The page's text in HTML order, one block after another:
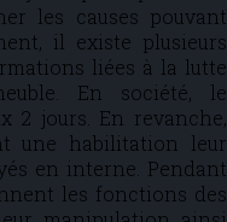
les causes pouvant
il existe plusieurs
liées à la lutte
En société, le
2 jours. En revanche,
une habilitation leur
en interne. Pendant
les fonctions des